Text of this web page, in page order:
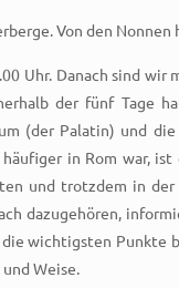
Von den
Uhr. Danach sind
der fünf Tage
(der Palatin) und
in Rom war,
und trotzdem in
dazugehören,
wichtigsten
Weise.